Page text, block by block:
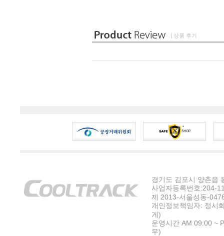
| 상품 후기
경기도 김포시 양촌읍
사업자등록번호:204-
제 2013-서울성동-
개인정보책임자: 정시
게)
운영시간 AM 09:00 ~
무)